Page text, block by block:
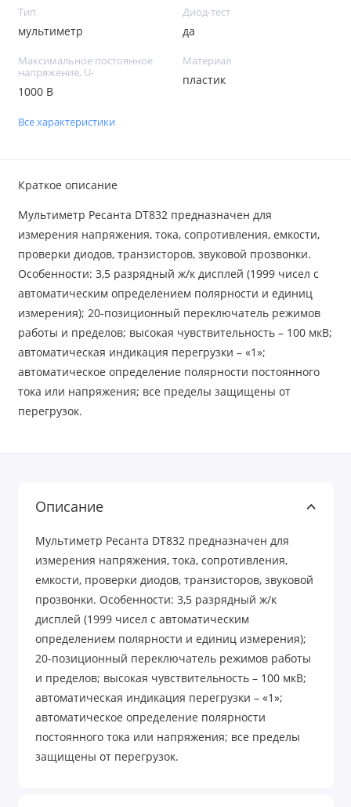
Тип
мультиметр
Диод-тест
да
Максимальное постоянное
напряжение, U-
1000 В
Материал
пластик
Все характеристики
Краткое описание
Мультиметр Ресанта DT832 предназначен для
измерения напряжения, тока, сопротивления, емкости,
проверки диодов, транзисторов, звуковой прозвонки.
Особенности: 3,5 разрядный ж/к дисплей (1999 чисел с
автоматическим определением полярности и единиц
измерения); 20-позиционный переключатель режимов
работы и пределов; высокая чувствительность – 100 мкВ;
автоматическая индикация перегрузки – «1»;
автоматическое определение полярности постоянного
тока или напряжения; все пределы защищены от
перегрузок.
Описание
Мультиметр Ресанта DT832 предназначен для
измерения напряжения, тока, сопротивления,
емкости, проверки диодов, транзисторов, звуковой
прозвонки. Особенности: 3,5 разрядный ж/к
дисплей (1999 чисел с автоматическим
определением полярности и единиц измерения);
20-позиционный переключатель режимов работы
и пределов; высокая чувствительность – 100 мкВ;
автоматическая индикация перегрузки – «1»;
автоматическое определение полярности
постоянного тока или напряжения; все пределы
защищены от перегрузок.